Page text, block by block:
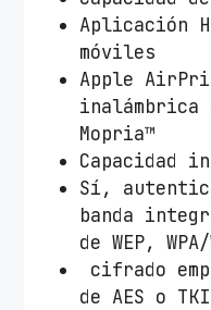
Aplicación
móviles
Apple
Mopria™
Capacidad
Sí,
banda
de WEP, WPA/
cifrado
de AES o